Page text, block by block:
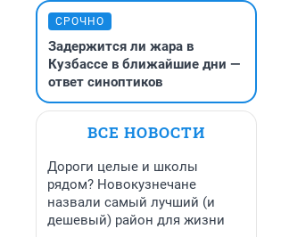
СРОЧНО
Задержится ли жара в
Кузбассе в ближайшие дни —
ответ синоптиков
ВСЕ НОВОСТИ
Дороги целые и школы
рядом? Новокузнечане
назвали самый лучший (и
дешевый) район для жизни